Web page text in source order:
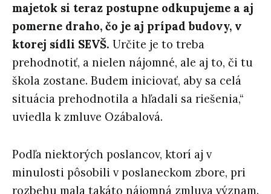
majetok si teraz postupne odkupujeme a aj
pomerne draho, čo je aj prípad budovy, v
ktorej sídli SEVŠ. Určite je to treba
prehodnotiť, a nielen nájomné, ale aj to, či tu
škola zostane. Budem iniciovať, aby sa celá
situácia prehodnotila a hľadali sa riešenia,“
uviedla k zmluve Ozábalová.
Podľa niektorých poslancov, ktorí aj v
minulosti pôsobili v poslaneckom zbore, pri
rozbehu mala takáto nájomná zmluva význam.